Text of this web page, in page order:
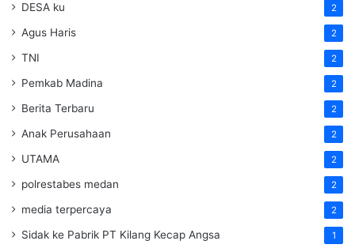
DESA ku 2
Agus Haris 2
TNI 2
Pemkab Madina 2
Berita Terbaru 2
Anak Perusahaan 2
UTAMA 2
polrestabes medan 2
media terpercaya 2
Sidak ke Pabrik PT Kilang Kecap Angsa 1